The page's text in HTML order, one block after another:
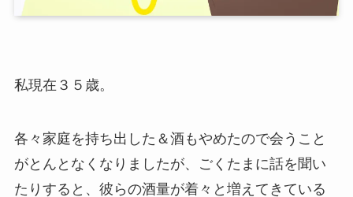
私現在３５歳。
各々家庭を持ち出した＆酒もやめたので会うこと
がとんとなくなりましたが、ごくたまに話を聞い
たりすると、彼らの酒量が着々と増えてきている